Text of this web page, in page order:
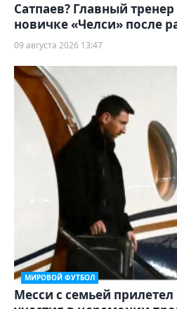
Сатпаев? Главный
новичке «Челси» после
09 августа 2026 13:47
МИРОВОЙ ФУТБОЛ
Месси с семьей прилетел